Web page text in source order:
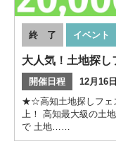
終 了 イベント
大人気！土地探し
開催日程
12月16
★☆高知土地探しフ
上！ 高知最大級の土
で 土地……